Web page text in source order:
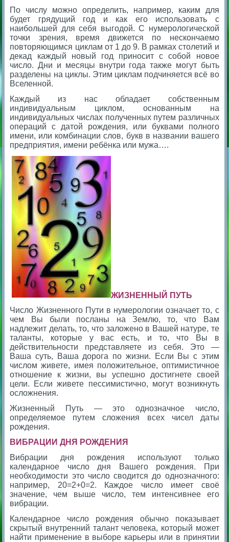
По числу можно определить, например, каким для
будет грядущий год и как его использовать с
наибольшей для себя выгодой. С нумерологической
точки зрения, время движется по нескончаемо
повторяющимся циклам от 1 до 9. В рамках столетий и
декад каждый новый год приносит с собой новое
число. Дни и месяцы внутри года также могут быть
разделены на циклы. Этим циклам подчиняется всë во
Вселенной.
Каждый из нас обладает собственным
индивидуальным циклом, основанным на
индивидуальных числах полученных путем различных
операций с датой рождения, или буквами полного
имени, или комбинации слов, букв в названии вашего
предприятия, имени ребёнка или мужа….
ЖИЗНЕННЫЙ ПУТЬ
Число Жизненного Пути в нумерологии означает то, с
чем Вы были посланы на Землю, то, что Вам
надлежит делать, то, что заложено в Вашей натуре, те
таланты, которые у вас есть, и то, что Вы в
действительности представляете из себя. Это —
Ваша суть, Ваша дорога по жизни. Если Вы с этим
числом живете, имея положительное, оптимистичное
отношение к жизни, вы успешно достигнете своей
цели. Если живете пессимистично, могут возникнуть
осложнения.
Жизненный Путь — это однозначное число,
определяемое путем сложения всех чисел даты
рождения.
ВИБРАЦИИ ДНЯ РОЖДЕНИЯ
Вибрации дня рождения используют только
календарное число дня Вашего рождения. При
необходимости это число сводится до однозначного:
например, 20=2+0=2. Каждое число имеет своё
значение, чем выше число, тем интенсивнее его
вибрации.
Календарное число рождения обычно показывает
скрытый внутренний талант человека, который может
найти применение в выборе карьеры или в принятии